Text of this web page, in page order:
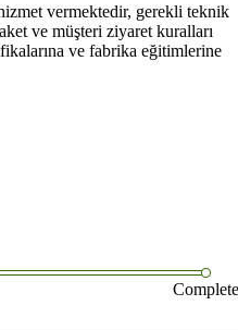
vermektedir, gerekli teknik
ve müşteri ziyaret kuralları
ve fabrika eğitimlerine